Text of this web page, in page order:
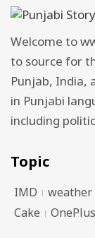
Welcome to
to source for
Punjab, India,
in Punjabi
including
Topic
IMD weather
Cake